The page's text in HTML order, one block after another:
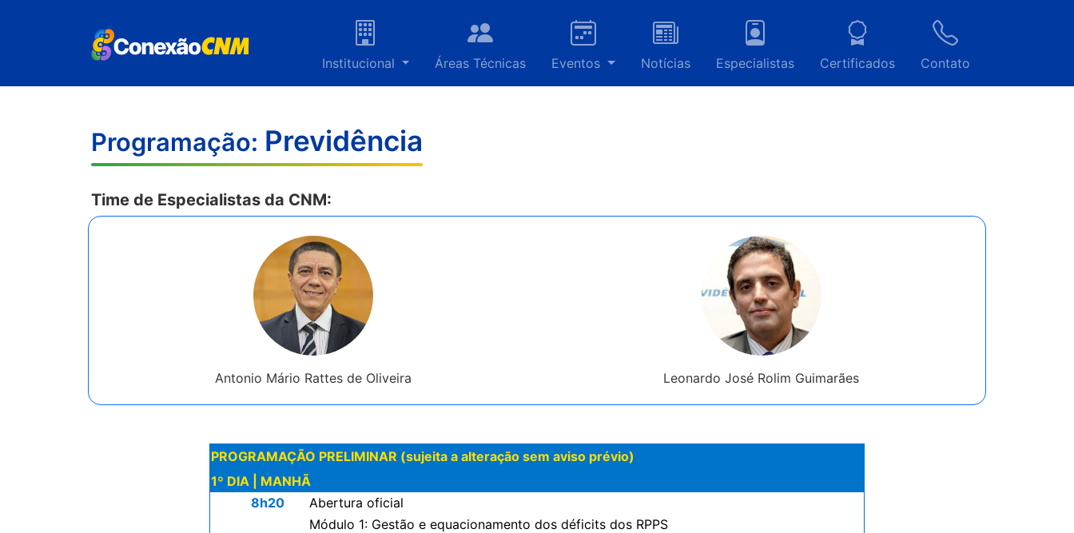
Institucional Áreas Técnicas Eventos Notícias Especialistas Certificados Contato
Programação: Previdência
Time de Especialistas da CNM:
Antonio Mário Rattes de Oliveira Leonardo José Rolim Guimarães
PROGRAMAÇÃO PRELIMINAR (sujeita a alteração sem aviso prévio)
1º DIA | MANHÃ
8h20
Abertura oficial
Módulo 1: Gestão e equacionamento dos déficits dos RPPS